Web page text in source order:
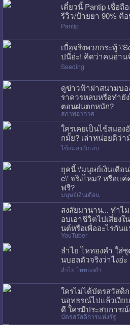
เดี๋ยวนี้ Pantip เชื่อถื
รีวิว/ป้ายยา 90% คื
Pantip
เบื่อจริงพวกกระทู้
ปนี่อ่ะ! คิดว่าคนอ่าน
Seeding
ดูข่าวฟ้าผ่าสนามบอ
ราควรหลบหรือทำยั
ตอนฝนตกหนัก?
สภาพอากาศ
ใครเคยเป็นไข้สมอง
กมั้ย? เล่าหน่อยดิว่
ไข้สมองอักเสบ
ยุคนี้ \'มนุษย์เงินเดือ
e\' จริงไหม? หรือแค่
ฟรี?
มนุษย์เงินเดือน
สงสัยมานาน... ทำไ
อบเอาชีวิตไปเสี่ยง
นต์หรือเพื่ออะไรกัน
YouTuber
ลำไย ไหทองคำ ใส่
นบอลตัวจริงว่าไงอ่
ลำไย ไหทองคำ
ใครไม่ได้บัตรสวัสดิ
นอุทธรณ์ไปแล้วเงีย
ดี ใครมีประสบการ
บัตรสวัสดิการแห่งรัฐ